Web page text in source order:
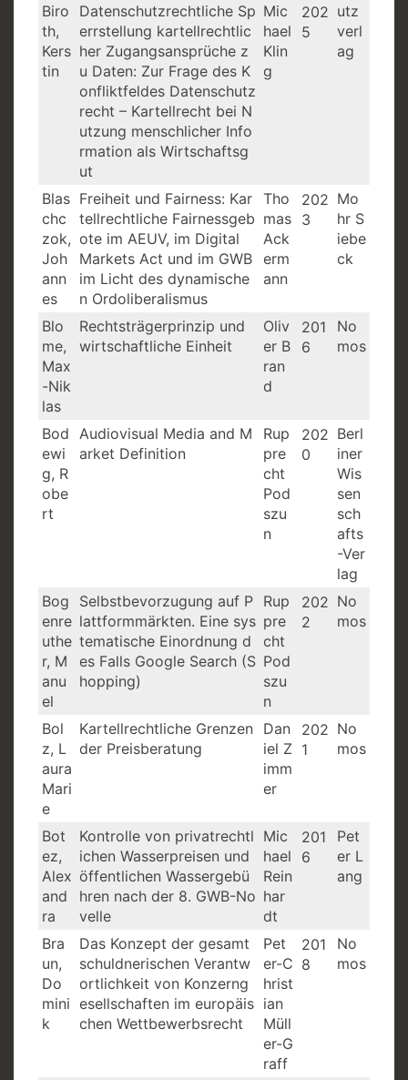
Biro
th,
Kers
tin
Datenschutzrechtliche Sp
errstellung kartellrechtlic
her Zugangsansprüche z
u Daten: Zur Frage des K
onfliktfeldes Datenschutz
recht – Kartellrecht bei N
utzung menschlicher Info
rmation als Wirtschaftsg
ut
Mic
hael
Klin
g
202
5
utz
verl
ag
Blas
chc
zok,
Joh
ann
es
Freiheit und Fairness: Kar
tellrechtliche Fairnessgeb
ote im AEUV, im Digital
Markets Act und im GWB
im Licht des dynamische
n Ordoliberalismus
Tho
mas
Ack
erm
ann
202
3
Mo
hr S
iebe
ck
Blo
me,
Max
-Nik
las
Rechtsträgerprinzip und
wirtschaftliche Einheit
Oliv
er B
ran
d
201
6
No
mos
Bod
ewi
g, R
obe
rt
Audiovisual Media and M
arket Definition
Rup
pre
cht
Pod
szu
n
202
0
Berl
iner
Wis
sen
sch
afts
-Ver
lag
Bog
enre
uthe
r, M
anu
el
Selbstbevorzugung auf P
lattformmärkten. Eine sys
tematische Einordnung d
es Falls Google Search (S
hopping)
Rup
pre
cht
Pod
szu
n
202
2
No
mos
Bol
z, L
aura
Mari
e
Kartellrechtliche Grenzen
der Preisberatung
Dan
iel Z
imm
er
202
1
No
mos
Bot
ez,
Alex
and
ra
Kontrolle von privatrechtl
ichen Wasserpreisen und
öffentlichen Wassergebü
hren nach der 8. GWB-No
velle
Mic
hael
Rein
har
dt
201
6
Pet
er L
ang
Bra
un,
Do
mini
k
Das Konzept der gesamt
schuldnerischen Verantw
ortlichkeit von Konzerng
esellschaften im europäis
chen Wettbewerbsrecht
Pet
er-C
hrist
ian
Müll
er-G
raff
201
8
No
mos